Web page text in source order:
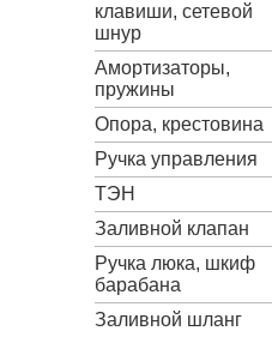
клавиши, сетевой
шнур
Амортизаторы,
пружины
Опора, крестовина
Ручка управления
ТЭН
Заливной клапан
Ручка люка, шкиф
барабана
Заливной шланг